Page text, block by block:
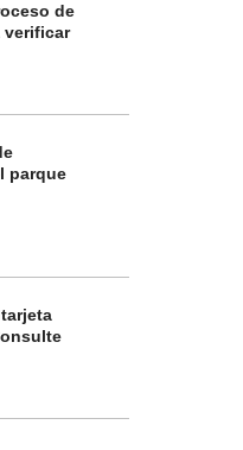
de
verificar
parque